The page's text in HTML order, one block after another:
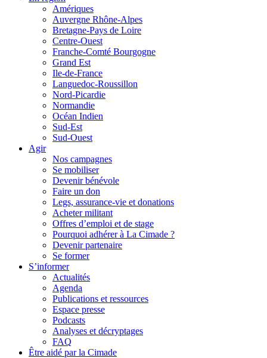
Amériques
Auvergne Rhône-Alpes
Bretagne-Pays de Loire
Centre-Ouest
Franche-Comté Bourgogne
Grand Est
Ile-de-France
Languedoc-Roussillon
Nord-Picardie
Normandie
Océan Indien
Sud-Est
Sud-Ouest
Agir
Nos campagnes
Se mobiliser
Devenir bénévole
Faire un don
Legs, assurance-vie et donations
Acheter militant
Offres d’emploi et de stage
Pourquoi adhérer à La Cimade ?
Devenir partenaire
Se former
S’informer
Actualités
Agenda
Publications et ressources
Espace presse
Podcasts
Analyses et décryptages
FAQ
Être aidé par la Cimade